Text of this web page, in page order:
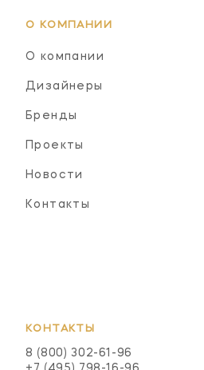
О КОМПАНИИ
О компании
Дизайнеры
Бренды
Проекты
Новости
Контакты
КОНТАКТЫ
8 (800) 302-61-96